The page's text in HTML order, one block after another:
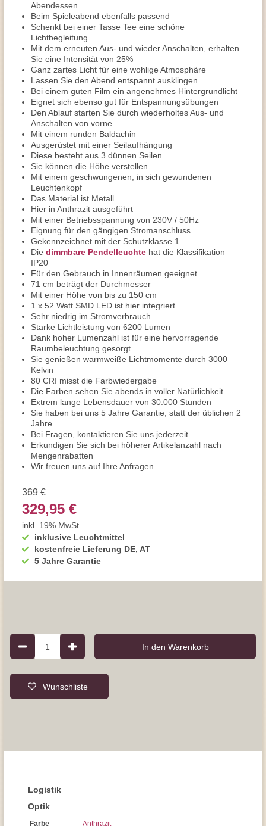
Abendessen
Beim Spieleabend ebenfalls passend
Schenkt bei einer Tasse Tee eine schöne
Lichtbegleitung
Mit dem erneuten Aus- und wieder Anschalten, erhalten
Sie eine Intensität von 25%
Ganz zartes Licht für eine wohlige Atmosphäre
Lassen Sie den Abend entspannt ausklingen
Bei einem guten Film ein angenehmes Hintergrundlicht
Eignet sich ebenso gut für Entspannungsübungen
Den Ablauf starten Sie durch wiederholtes Aus- und
Anschalten von vorne
Mit einem runden Baldachin
Ausgerüstet mit einer Seilaufhängung
Diese besteht aus 3 dünnen Seilen
Sie können die Höhe verstellen
Mit einem geschwungenen, in sich gewundenen
Leuchtenkopf
Das Material ist Metall
Hier in Anthrazit ausgeführt
Mit einer Betriebsspannung von 230V / 50Hz
Eignung für den gängigen Stromanschluss
Gekennzeichnet mit der Schutzklasse 1
Die dimmbare Pendelleuchte hat die Klassifikation
IP20
Für den Gebrauch in Innenräumen geeignet
71 cm beträgt der Durchmesser
Mit einer Höhe von bis zu 150 cm
1 x 52 Watt SMD LED ist hier integriert
Sehr niedrig im Stromverbrauch
Starke Lichtleistung von 6200 Lumen
Dank hoher Lumenzahl ist für eine hervorragende
Raumbeleuchtung gesorgt
Sie genießen warmweiße Lichtmomente durch 3000
Kelvin
80 CRI misst die Farbwiedergabe
Die Farben sehen Sie abends in voller Natürlichkeit
Extrem lange Lebensdauer von 30.000 Stunden
Sie haben bei uns 5 Jahre Garantie, statt der üblichen 2
Jahre
Bei Fragen, kontaktieren Sie uns jederzeit
Erkundigen Sie sich bei höherer Artikelanzahl nach
Mengenrabatten
Wir freuen uns auf Ihre Anfragen
inklusive Leuchtmittel
kostenfreie Lieferung DE, AT
5 Jahre Garantie
369 €
329,95 €
inkl. 19% MwSt.
1 In den Warenkorb
Wunschliste
Logistik
Optik
Farbe Anthrazit